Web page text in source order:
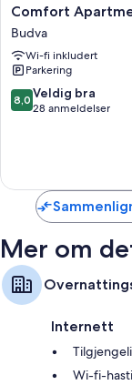
Allergivennlig
senger
Dusj, hårføner og
Balkong eller
Comfort
Apartments
Pasha
Budva
Comfort
Budva
Wi-fi inkludert
Parkering
8.0
av
anmeldelser
8,0 Veldig bra
28 anmeldelser
Mer om
Internett
Wi-fi-